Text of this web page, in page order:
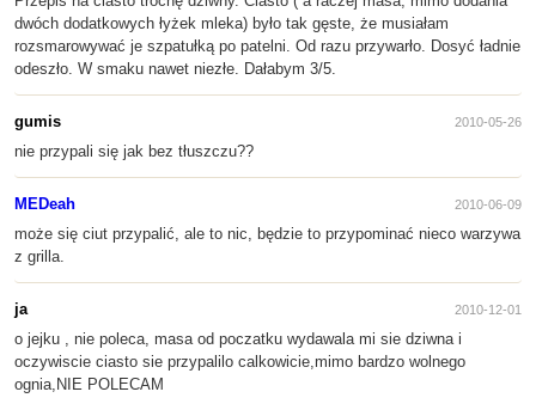
dwóch dodatkowych łyżek mleka) było tak gęste, że musiałam
rozsmarowywać je szpatułką po patelni. Od razu przywarło. Dosyć ładnie
odeszło. W smaku nawet niezłe. Dałabym 3/5.
gumis 2010-05-26
nie przypali się jak bez tłuszczu??
MEDeah 2010-06-09
może się ciut przypalić, ale to nic, będzie to przypominać nieco warzywa
z grilla.
ja 2010-12-01
o jejku , nie poleca, masa od poczatku wydawala mi sie dziwna i
oczywiscie ciasto sie przypalilo calkowicie,mimo bardzo wolnego
ognia,NIE POLECAM